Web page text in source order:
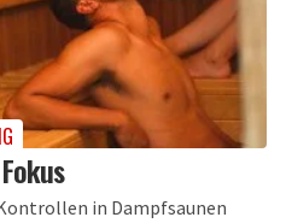
in Dampfsaunen